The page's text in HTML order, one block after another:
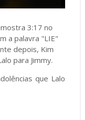
3:17 no
a palavra "LIE"
depois, Kim
para Jimmy.
que Lalo